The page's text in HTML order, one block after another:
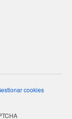
cookies